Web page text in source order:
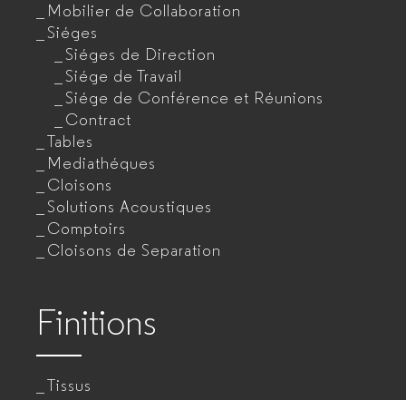
Mobilier de Collaboration
Siéges
Siéges de Direction
Siége de Travail
Siége de Conférence et Réunions
Contract
Tables
Mediathéques
Cloisons
Solutions Acoustiques
Comptoirs
Cloisons de Separation
Finitions
Tissus